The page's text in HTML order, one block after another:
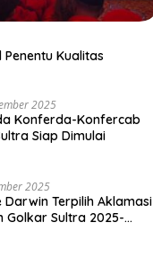
Kualitas
2025
Konferda-Konfercab
Siap Dimulai
2025
Darwin Terpilih Aklamasi
Golkar Sultra 2025-